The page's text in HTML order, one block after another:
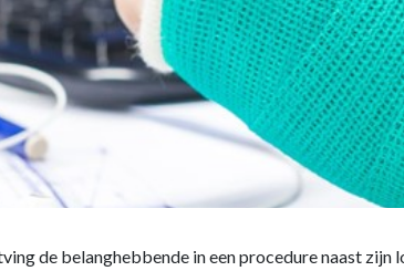
de belanghebbende in een procedure naast